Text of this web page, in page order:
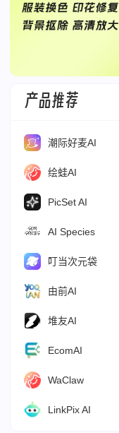
产品推荐
潮际好麦AI
绘蛙AI
PicSet AI
AI Species
叮当次元袋
由前AI
堆友AI
EcomAI
WaClaw
LinkPix AI